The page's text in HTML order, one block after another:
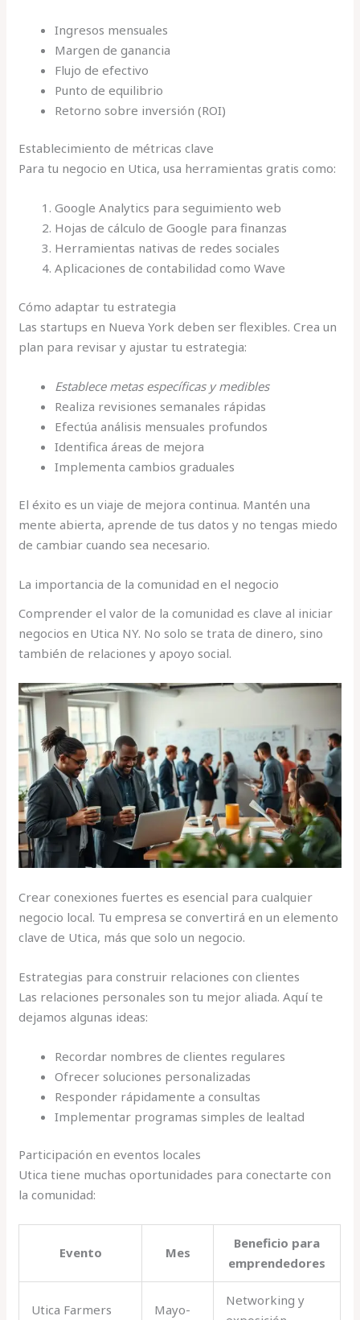
Ingresos mensuales
Margen de ganancia
Flujo de efectivo
Punto de equilibrio
Retorno sobre inversión (ROI)
Establecimiento de métricas clave
Para tu negocio en Utica, usa herramientas gratis como:
Google Analytics para seguimiento web
Hojas de cálculo de Google para finanzas
Herramientas nativas de redes sociales
Aplicaciones de contabilidad como Wave
Cómo adaptar tu estrategia
Las startups en Nueva York deben ser flexibles. Crea un
plan para revisar y ajustar tu estrategia:
Establece metas específicas y medibles
Realiza revisiones semanales rápidas
Efectúa análisis mensuales profundos
Identifica áreas de mejora
Implementa cambios graduales
El éxito es un viaje de mejora continua. Mantén una
mente abierta, aprende de tus datos y no tengas miedo
de cambiar cuando sea necesario.
La importancia de la comunidad en el negocio
Comprender el valor de la comunidad es clave al iniciar
negocios en Utica NY. No solo se trata de dinero, sino
también de relaciones y apoyo social.
Crear conexiones fuertes es esencial para cualquier
negocio local. Tu empresa se convertirá en un elemento
clave de Utica, más que solo un negocio.
Estrategias para construir relaciones con clientes
Las relaciones personales son tu mejor aliada. Aquí te
dejamos algunas ideas:
Recordar nombres de clientes regulares
Ofrecer soluciones personalizadas
Responder rápidamente a consultas
Implementar programas simples de lealtad
Participación en eventos locales
Utica tiene muchas oportunidades para conectarte con
la comunidad:
Evento Mes
Beneficio para
emprendedores
Utica Farmers Mayo-
Networking y